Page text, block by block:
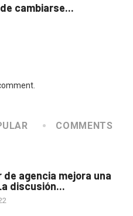
cambiarse...
COMMENTS
de agencia mejora una
discusión...